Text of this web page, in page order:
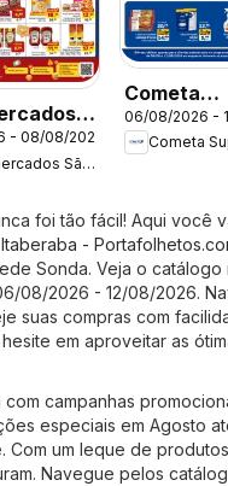
-
- 08/08/2026
Supermercados São Vicente
Cometa
ofertas
Você
06/08/2026 -
foi tão fácil! Aqui você
Itaberaba -
Sonda. Veja o catálogo
08/2026 - 12/08/2026.
suas compras com
em aproveitar as
campanhas
especiais em Agosto
Com um leque de
Navegue pelos